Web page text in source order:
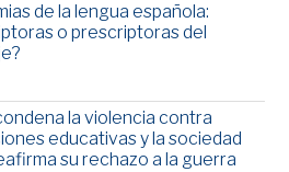
de la lengua española:
o prescriptoras del
la violencia contra
educativas y la sociedad
su rechazo a la guerra